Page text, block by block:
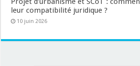
leur compatibilité juridique ?
10 juin 2026